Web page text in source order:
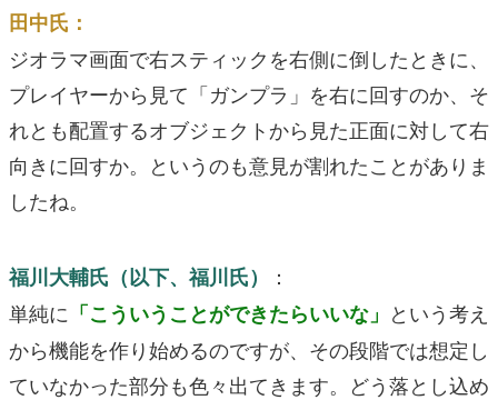
田中氏：
ジオラマ画面で右スティックを右側に倒したときに、
プレイヤーから見て「ガンプラ」を右に回すのか、そ
れとも配置するオブジェクトから見た正面に対して右
向きに回すか。というのも意見が割れたことがありま
したね。
福川大輔氏（以下、福川氏）
：
単純に 「こういうことができたらいいな」 という考え
から機能を作り始めるのですが、その段階では想定し
ていなかった部分も色々出てきます。どう落とし込め